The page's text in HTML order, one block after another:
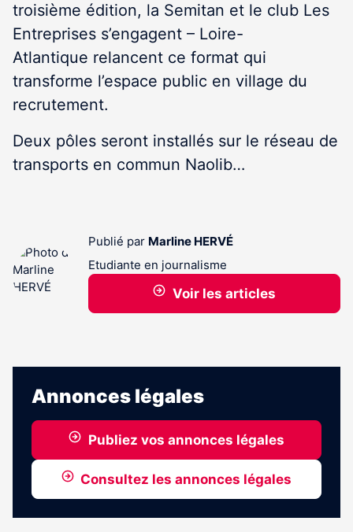
troisième édition, la Semitan et le club Les
Entreprises s’engagent – Loire-
Atlantique relancent ce format qui
transforme l’espace public en village du
recrutement.
Deux pôles seront installés sur le réseau de
transports en commun Naolib…
Publié par Marline HERVÉ
Etudiante en journalisme
Voir les articles
Annonces légales
Publiez vos annonces légales
Consultez les annonces légales